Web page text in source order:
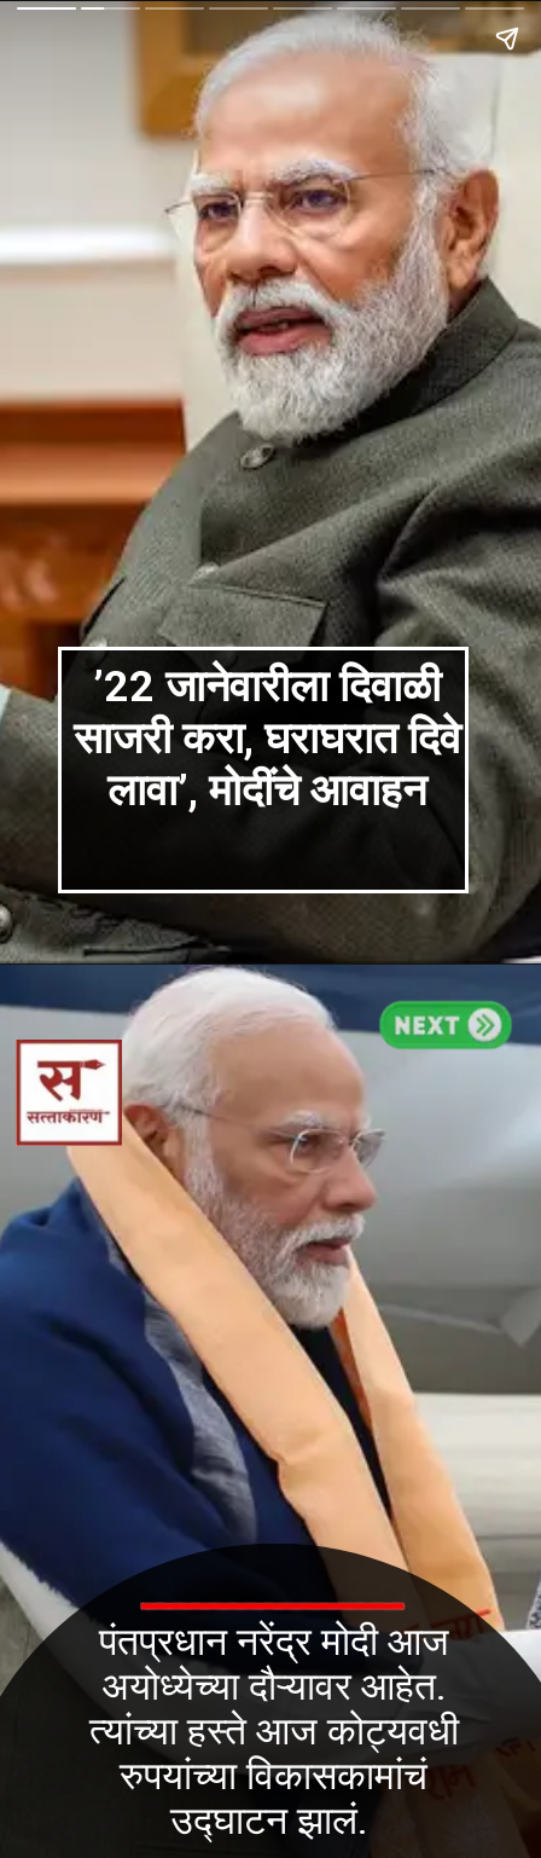
’22 जानेवारीला दिवाळी
साजरी करा, घराघरात दिवे
लावा’, मोदींचे आवाहन
पंतप्रधान नरेंद्र मोदी आज
अयोध्येच्या दौऱ्यावर आहेत.
त्यांच्या हस्ते आज कोट्यवधी
रुपयांच्या विकासकामांचं
उद्घाटन झालं.